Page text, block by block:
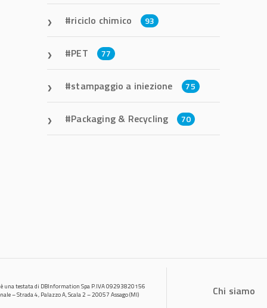
riciclo chimico 93
PET 77
stampaggio a iniezione 75
Packaging & Recycling 70
una testata di DBInformation Spa P.IVA 09293820156
– Strada 4, Palazzo A, Scala 2 – 20057 Assago (MI)
Chi siamo